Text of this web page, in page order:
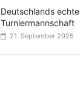
Deutschlands echte
Turniermannschaft
21. September 2025